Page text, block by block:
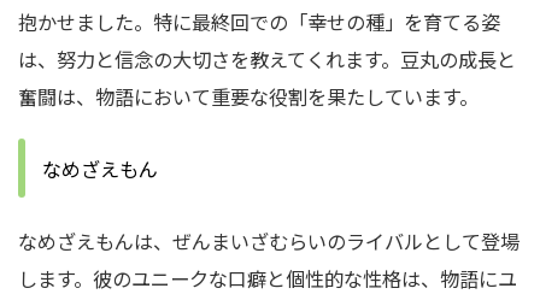
抱かせました。 特に最終回での「幸せの種」を育てる姿
は、努力と信念の大切さを教えてくれます。 豆丸の成長と
奮闘は、物語において重要な役割を果たしています。
なめざえもん
なめざえもんは、ぜんまいざむらいのライバルとして登場
します。 彼のユニークな口癖と個性的な性格は、物語にユ